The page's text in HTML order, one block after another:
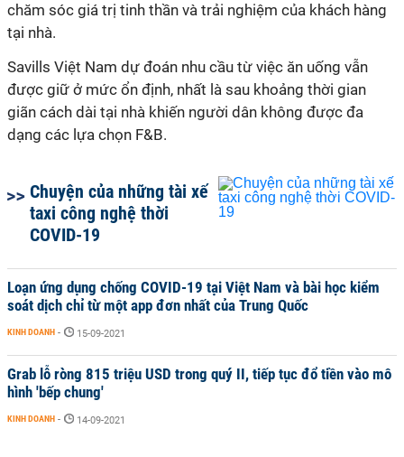
chăm sóc giá trị tinh thần và trải nghiệm của khách hàng
tại nhà.
Savills Việt Nam dự đoán nhu cầu từ việc ăn uống vẫn
được giữ ở mức ổn định, nhất là sau khoảng thời gian
giãn cách dài tại nhà khiến người dân không được đa
dạng các lựa chọn F&B.
Chuyện của những tài xế
taxi công nghệ thời
COVID-19
Loạn ứng dụng chống COVID-19 tại Việt Nam và bài học kiểm
soát dịch chỉ từ một app đơn nhất của Trung Quốc
KINH DOANH - 15-09-2021
Grab lỗ ròng 815 triệu USD trong quý II, tiếp tục đổ tiền vào mô
hình 'bếp chung'
KINH DOANH - 14-09-2021